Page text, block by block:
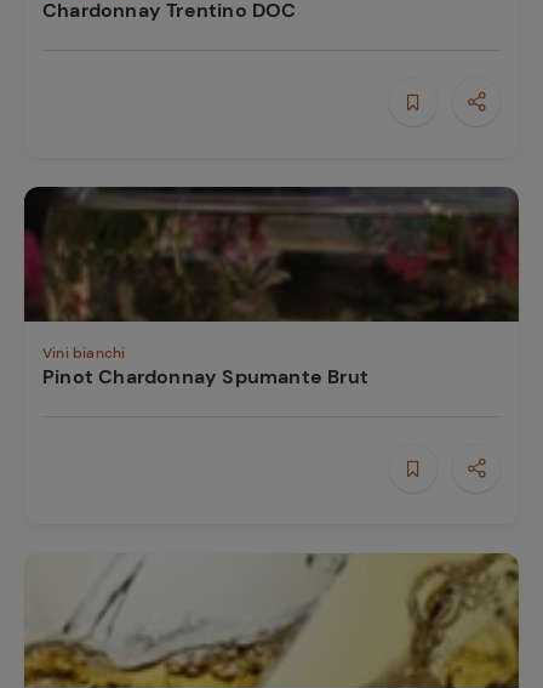
Chardonnay Trentino DOC
Vini bianchi
Pinot Chardonnay Spumante Brut
Ricette